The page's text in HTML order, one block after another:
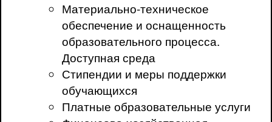
Материально-техническое
обеспечение и оснащенность
образовательного процесса.
Доступная среда
Стипендии и меры поддержки
обучающихся
Платные образовательные услуги